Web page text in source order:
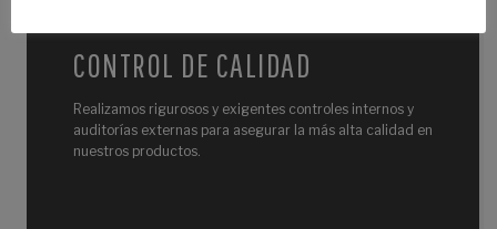
CONTROL DE CALIDAD
Realizamos rigurosos y exigentes controles internos y
auditorías externas para asegurar la más alta calidad en
nuestros productos.